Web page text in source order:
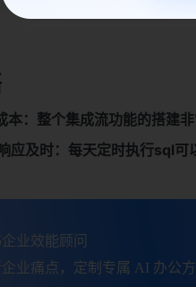
本：整个集成流功能的搭建
应及时：每天定时执行sql可
业效能顾问
业痛点，定制专属 AI 办公